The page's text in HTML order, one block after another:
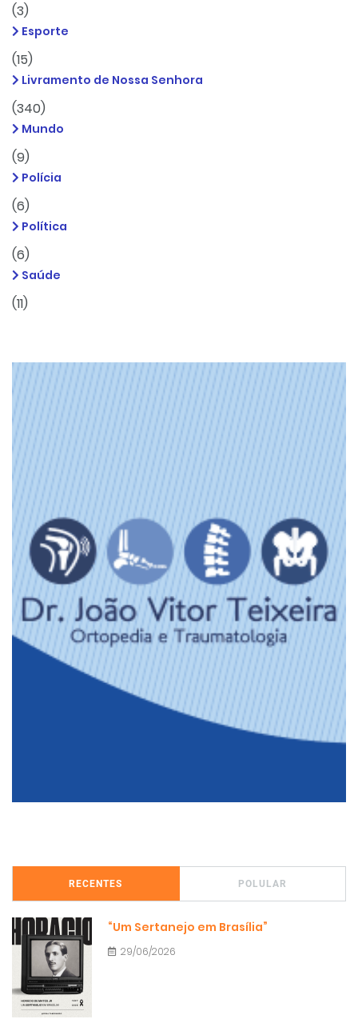
(3)
Esporte
(15)
Livramento de Nossa Senhora
(340)
Mundo
(9)
Polícia
(6)
Política
(6)
Saúde
(11)
RECENTES POLULAR
“Um Sertanejo em Brasília”
29/06/2026